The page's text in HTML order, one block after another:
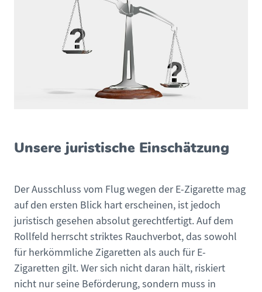
Unsere juristische Einschätzung
Der Ausschluss vom Flug wegen der E-Zigarette mag
auf den ersten Blick hart erscheinen, ist jedoch
juristisch gesehen absolut gerechtfertigt. Auf dem
Rollfeld herrscht striktes Rauchverbot, das sowohl
für herkömmliche Zigaretten als auch für E-
Zigaretten gilt. Wer sich nicht daran hält, riskiert
nicht nur seine Beförderung, sondern muss in